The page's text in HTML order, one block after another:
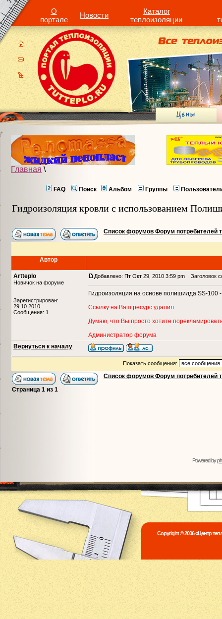
О
портале
Новости
Каталог
теплоизоляции
Главная \
FAQ Поиск Альбом Группы
Гидроизоляция кровли с использованием
Список форумов Форум потребителей
Автор
Artteplo
Новичок на форуме
Зарегистрирован:
29.10.2010
Сообщения: 1
Добавлено: Пт Окт 29, 2010 3:59 pm Заголовок
Гидроизоляция на основе полишилда SS-100
Ссылку на Ваш ресурс удалил.
Думаю, что Вы просто хотите
Администратор форума
Вернуться к началу
Показать сообщения:
Список форумов Форум потребителей
Страница 1 из 1
Powered by
Copyright © 2006 «Центр